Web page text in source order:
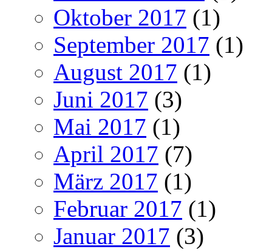
Oktober 2017 (1)
September 2017 (1)
August 2017 (1)
Juni 2017 (3)
Mai 2017 (1)
April 2017 (7)
März 2017 (1)
Februar 2017 (1)
Januar 2017 (3)